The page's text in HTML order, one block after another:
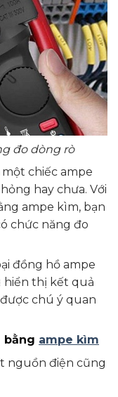
đo dòng rò
chiếc ampe
hay chưa. Với
ampe kìm, bạn
chức năng đo
đồng hồ ampe
hiển thị kết quả
chú ý quan
bằng ampe kìm
nguồn điện cũng